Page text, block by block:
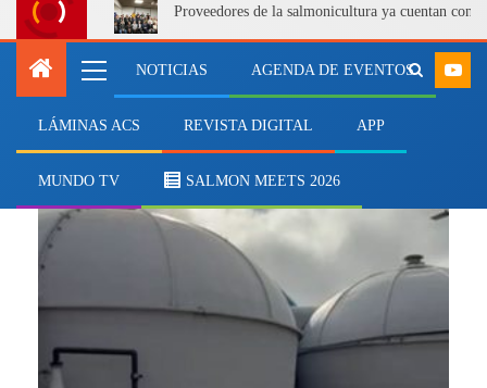
Proveedores de la salmonicultura ya cuentan con
NOTICIAS AGENDA DE EVENTOS
LÁMINAS ACS REVISTA DIGITAL APP
MUNDO TV SALMON MEETS 2026
Tercer Tribunal Ambiental